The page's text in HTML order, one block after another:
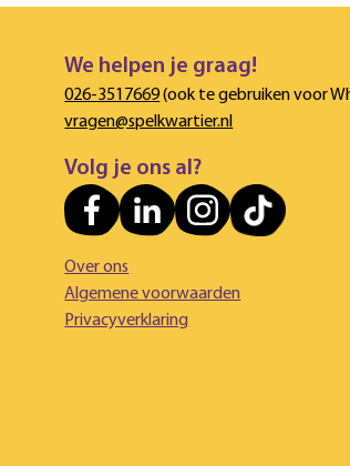
We helpen je graag!
026-3517669(ook te gebruiken voor
vragen@spelkwartier.nl
Volg je ons al?
Over ons
Algemene voorwaarden
Privacyverklaring